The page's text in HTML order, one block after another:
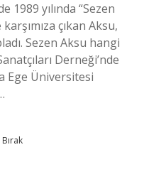
1989 yılında “Sezen
çıkan Aksu,
Sezen Aksu hangi
Derneği’nde
Ege Üniversitesi